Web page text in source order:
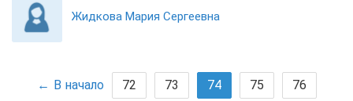
Жидкова Мария Сергеевна
В начало 72 73 74 75 76